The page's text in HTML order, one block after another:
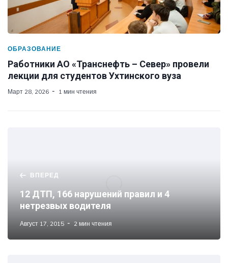
ОБРАЗОВАНИЕ
Работники АО «Транснефть – Север» провели
лекции для студентов Ухтинского вуза
Март 28, 2026 1 мин чтения
ВПЕРЕД
12 ДТП, 166 нарушений правил и 4
нетрезвых водителя
Август 17, 2015 2 мин чтения